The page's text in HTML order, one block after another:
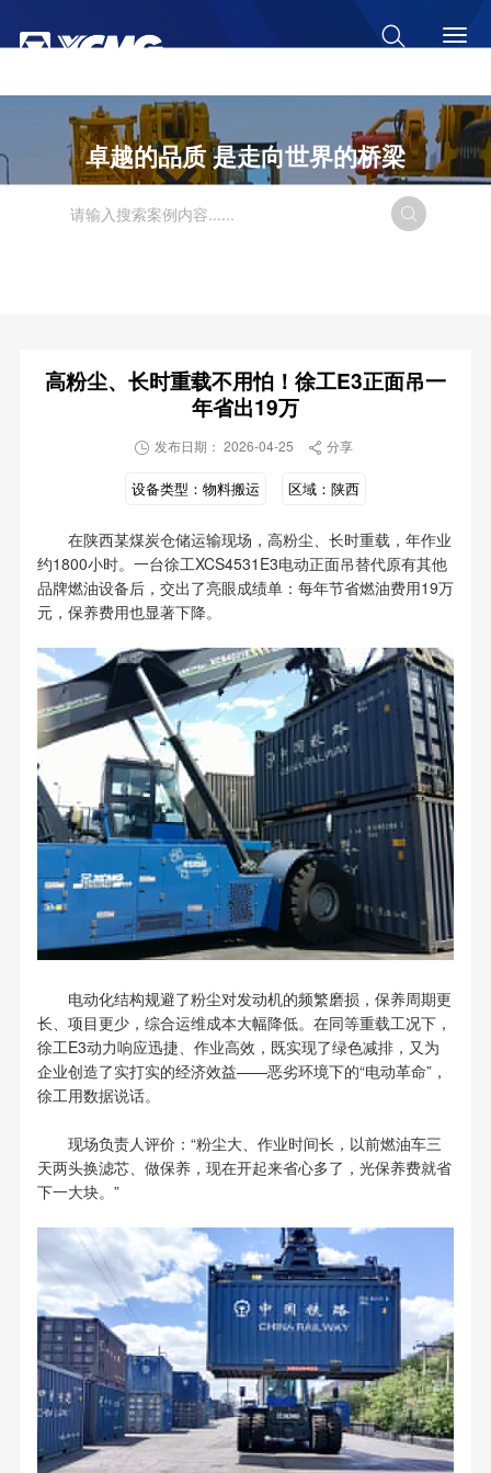

卓越的品质 是走向世界的桥梁

高粉尘、长时重载不用怕！徐工E3正面吊一
年省出19万
 发布日期： 2026-04-25  分享
设备类型： 物料搬运 区域： 陕西
在陕西某煤炭仓储运输现场，高粉尘、长时重载，年作业
约1800小时。一台徐工XCS4531E3电动正面吊替代原有其他
品牌燃油设备后，交出了亮眼成绩单：每年节省燃油费用19万
元，保养费用也显著下降。
电动化结构规避了粉尘对发动机的频繁磨损，保养周期更
长、项目更少，综合运维成本大幅降低。在同等重载工况下，
徐工E3动力响应迅捷、作业高效，既实现了绿色减排，又为
企业创造了实打实的经济效益——恶劣环境下的“电动革命”，
徐工用数据说话。
现场负责人评价：“粉尘大、作业时间长，以前燃油车三
天两头换滤芯、做保养，现在开起来省心多了，光保养费就省
下一大块。”